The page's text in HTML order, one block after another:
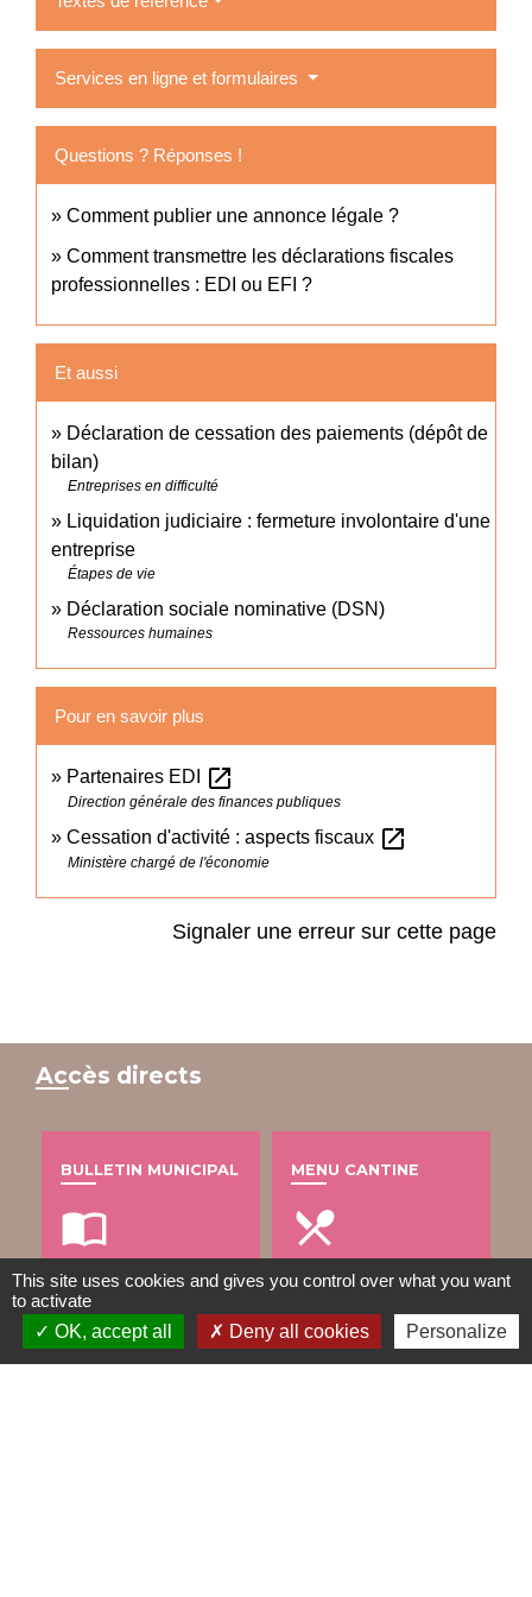
Services en ligne et formulaires
Questions ? Réponses !
Comment publier une annonce légale ?
Comment transmettre les déclarations fiscales
professionnelles : EDI ou EFI ?
Et aussi
Déclaration de cessation des paiements (dépôt de
bilan)
Entreprises en difficulté
Liquidation judiciaire : fermeture involontaire d'une
entreprise
Étapes de vie
Déclaration sociale nominative (DSN)
Ressources humaines
Pour en savoir plus
Partenaires EDI open_in_new
Direction générale des finances publiques
Cessation d'activité : aspects fiscaux open_in_new
Ministère chargé de l'économie
Signaler une erreur sur cette page
Accès directs
BULLETIN MUNICIPAL
import_contacts
MENU CANTINE
local_dining
TRAVAUX EN COURS VOS DÉMARCHES
This site uses cookies and gives you control over what you want
to activate
OK, accept all
Deny all cookies Personalize